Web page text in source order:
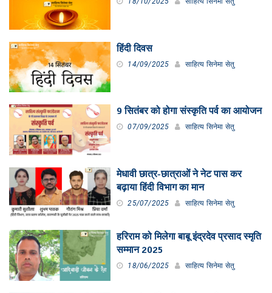
हिंदी दिवस
14/09/2025 साहित्य सिनेमा सेतु
9 सितंबर को होगा संस्कृति पर्व का आयोजन
07/09/2025 साहित्य सिनेमा सेतु
मेधावी छात्र-छात्राओं ने नेट पास कर
बढ़ाया हिंदी विभाग का मान
25/07/2025 साहित्य सिनेमा सेतु
हरिराम को मिलेगा बाबू इंद्रदेव प्रसाद स्मृति
सम्मान 2025
18/06/2025 साहित्य सिनेमा सेतु